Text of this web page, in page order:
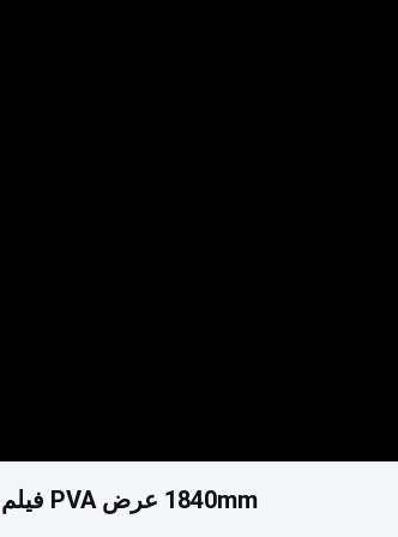
1840mm عرض PVA فيلم وقائي قابل للذوبان في الماء، رفيع القوة الرخام إطلاق فيلم قابل للذوبان